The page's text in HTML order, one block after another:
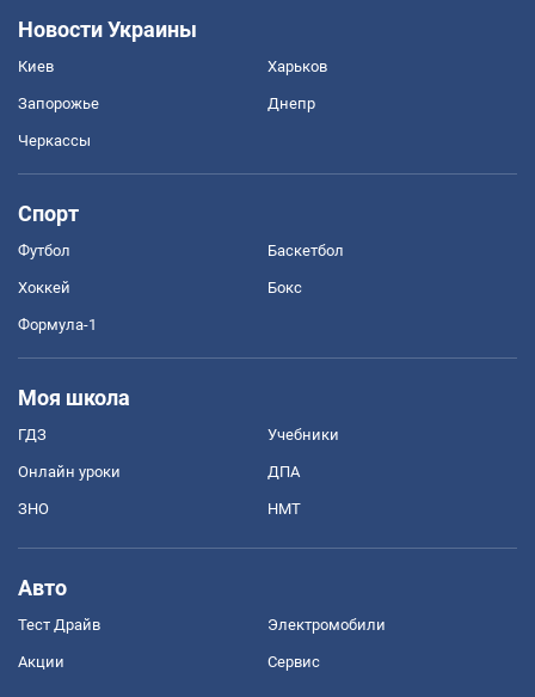
Новости Украины
Киев Харьков
Запорожье Днепр
Черкассы
Спорт
Футбол Баскетбол
Хоккей Бокс
Формула-1
Моя школа
ГДЗ Учебники
Онлайн уроки ДПА
ЗНО НМТ
Авто
Тест Драйв Электромобили
Акции Сервис